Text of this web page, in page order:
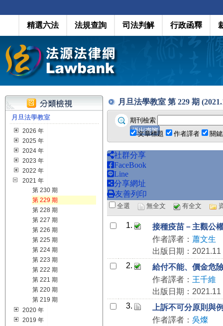
精選六法 法規查詢 司法判解 行政函釋
月旦法學教室
2026 年
2025 年
2024 年
2023 年
2022 年
2021 年
第 230 期
第 229 期
第 228 期
第 227 期
第 226 期
第 225 期
第 224 期
第 223 期
第 222 期
第 221 期
第 220 期
第 219 期
2020 年
2019 年
月旦法學教室 第 229 期
期刊檢索
文章標題
作者譯者 關
社群分享
FaceBook
Line
分享網址
友善列印
全選 無全文 有全文
1.
接種疫苗－主觀公
作者譯者： 蕭文生
出版日期：2021.11
2.
給付不能、價金危
作者譯者： 王千維
出版日期：2021.11
3.
上訴不可分原則與
作者譯者： 吳燦